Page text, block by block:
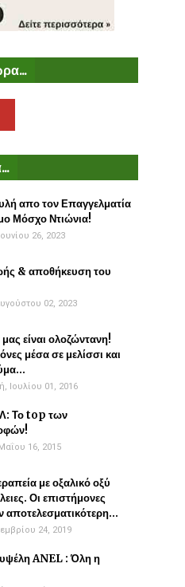
απο τον Επαγγελματία
Μόσχο Ντιώνια!
26, 2023
& αποθήκευση του
02, 2023
είναι ολοζώντανη!
μέσα σε μελίσσι και
Ιουλίου 01, 2016
Το top των
16, 2015
με οξαλικό οξύ
Οι επιστήμονες
αποτελεσματικότερη...
24, 2019
ANEL : Όλη η